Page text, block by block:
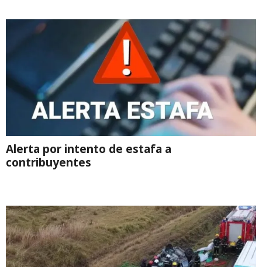
Alerta por intento de estafa a
contribuyentes